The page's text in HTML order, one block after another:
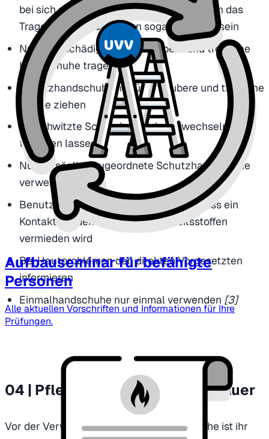
bei sich drehenden Werkzeugen. Hier kann das
Tragen von Handschuhen sogar verboten sein
Nur unbeschädigte, innen saubere und trockene
Handschuhe tragen
Schutzhandschuhe nur über saubere und trockene
Hände ziehen
Verschwitzte Schutzhandschuhe wechseln und
trocknen lassen
Nur persönlich zugeordnete Schutzhandschuhe
verwenden
Benutzte Handschuhe so ausziehen, dass ein
Kontakt mit den anhaftenden Arbeitsstoffen
vermieden wird
Bei Hautproblemen den direkten Vorgesetzten
informieren
Einmalhandschuhe nur einmal verwenden [3]
04 | Pflege und Verwendungsdauer
Vor der Verwendung der Schutzhandschuhe ist ihr
Aufbauseminar für befähigte
Personen
Alle aktuellen Vorschriften und Informationen für Ihre
Prüfungen.